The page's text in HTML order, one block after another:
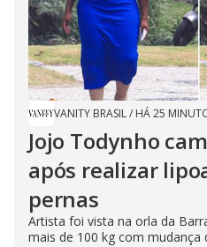
VANITY BRASIL/ HÁ 25
Jojo Todynho
após realizar
pernas
Artista foi vista na orla da
mais de 100 kg com mudança